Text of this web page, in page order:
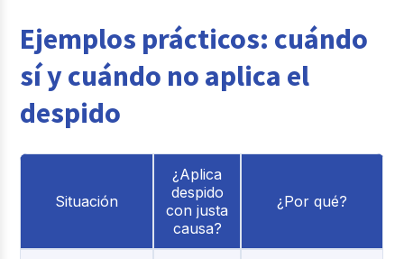
Ejemplos prácticos: cuándo
sí y cuándo no aplica el
despido
Situación
¿Aplica
despido
con justa
causa?
¿Por qué?